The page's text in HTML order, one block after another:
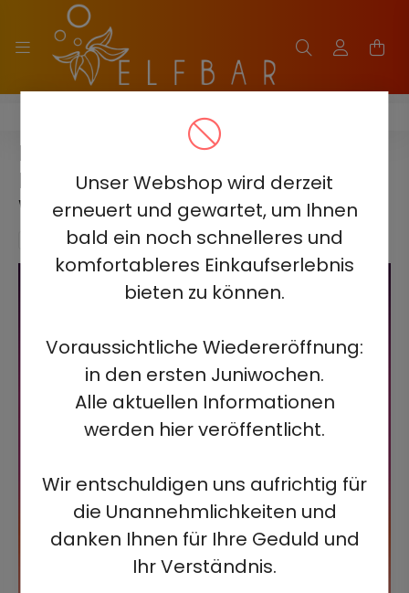
Unser Webshop wird derzeit
erneuert und gewartet, um Ihnen
bald ein noch schnelleres und
komfortableres Einkaufserlebnis
bieten zu können.
Voraussichtliche Wiedereröffnung:
in den ersten Juniwochen.
Alle aktuellen Informationen
werden hier veröffentlicht.
Wir entschuldigen uns aufrichtig für
die Unannehmlichkeiten und
danken Ihnen für Ihre Geduld und
Ihr Verständnis.
ELF BAR MoonNight 40000
ELF BAR MOONNIGHT 40000
MANGO PFIRSICH
WASSERMELONE